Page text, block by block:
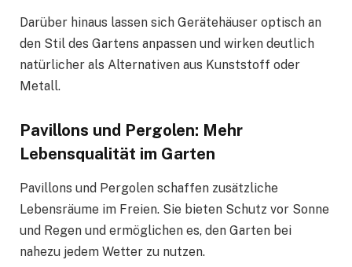
Darüber hinaus lassen sich Gerätehäuser optisch an
den Stil des Gartens anpassen und wirken deutlich
natürlicher als Alternativen aus Kunststoff oder
Metall.
Pavillons und Pergolen: Mehr
Lebensqualität im Garten
Pavillons und Pergolen schaffen zusätzliche
Lebensräume im Freien. Sie bieten Schutz vor Sonne
und Regen und ermöglichen es, den Garten bei
nahezu jedem Wetter zu nutzen.